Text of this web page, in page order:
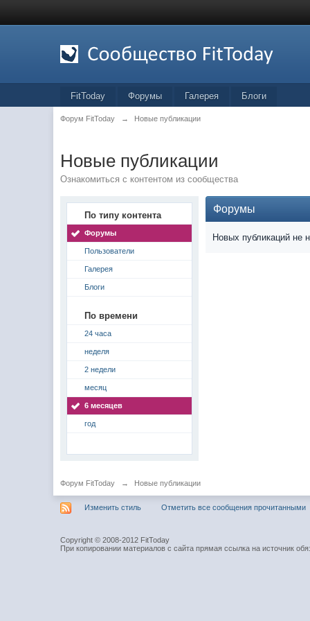
FitToday Форумы Галерея Блоги
Форум FitToday → Новые публикации
Новые публикации
Ознакомиться с контентом из сообщества
По типу контента
Форумы
Пользователи
Галерея
Блоги
По времени
24 часа
неделя
2 недели
месяц
6 месяцев
год
Форумы
Новых публикаций не
Форум FitToday → Новые публикации
Изменить стиль Отметить все сообщения прочитанными
Copyright © 2008-2012 FitToday
При копировании материалов с сайта прямая ссылка на источник